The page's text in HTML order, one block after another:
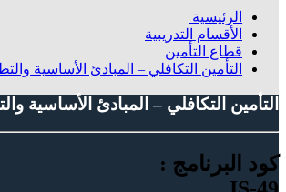
الرئيسية
الأقسام التدريبية
قطاع التأمين
التأمين التكافلي – المبادئ الأساسية
التأمين التكافلي – المبادئ الأساسية
كود البرنامج :